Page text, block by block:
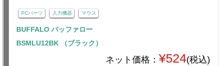
PCパーツ 入力機器 マウス
BUFFALO バッファロー
BSMLU12BK （ブラック）
ネット価格： ¥524(税込)